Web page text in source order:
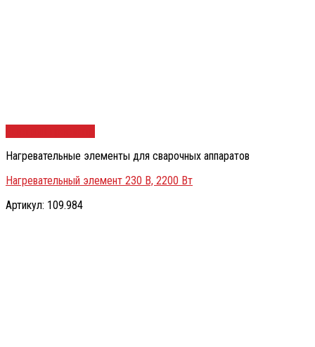
Нагревательные элементы для сварочных аппаратов
Нагревательный элемент 230 В, 2200 Вт
Артикул: 109.984